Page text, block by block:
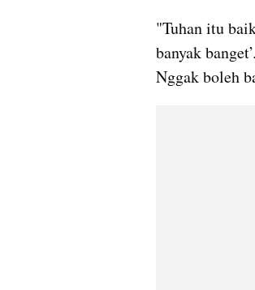
"Tuhan itu
banyak
Nggak boleh